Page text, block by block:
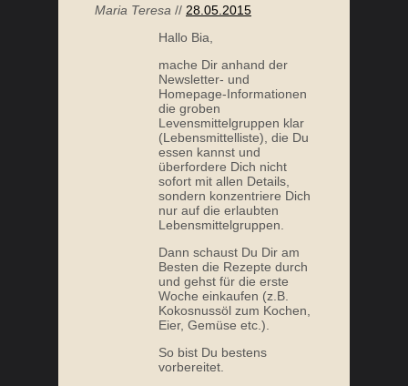
Maria Teresa // 28.05.2015
Hallo Bia,
mache Dir anhand der
Newsletter- und
Homepage-Informationen
die groben
Levensmittelgruppen klar
(Lebensmittelliste), die Du
essen kannst und
überfordere Dich nicht
sofort mit allen Details,
sondern konzentriere Dich
nur auf die erlaubten
Lebensmittelgruppen.
Dann schaust Du Dir am
Besten die Rezepte durch
und gehst für die erste
Woche einkaufen (z.B.
Kokosnussöl zum Kochen,
Eier, Gemüse etc.).
So bist Du bestens
vorbereitet.